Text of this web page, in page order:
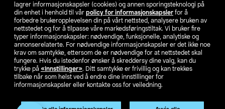
lagrer informasjonskapsler (cookies) og annen sporingsteknologi på
din enhet i henhold til vår policy for informasjonskapsler for å
forbedre brukeropplevelsen din på vårt nettsted, analysere bruken av
nettstedet og for å tilpasse våre markedsføringstiltak. Vi bruker fire
typer informasjonskapsler: nødvendige, funksjonelle, analytiske og
annonserelaterte. For nødvendige informasjonskapsler er det ikke noe
krav om samtykke, ettersom de er nødvendige for at nettstedet skal
fungere. Hvis du istedenfor ønsker å skreddersy dine valg, kan du
trykke på «Innstillinger». Ditt samtykke er frivillig og kan trekkes
tilbake når som helst ved å endre dine innstillinger for
informasjonskapsler eller kontakte oss for veiledning.
Våre selskaper
Finn din butikk
SE NO FI